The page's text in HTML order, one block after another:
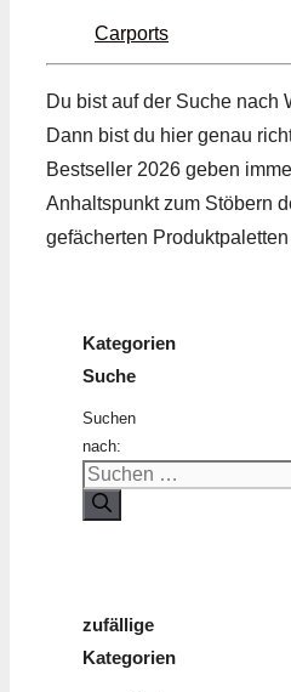
Carports
Du bist auf der Suche nach
Dann bist du hier genau
Bestseller 2026 geben
Anhaltspunkt zum Stöbern
gefächerten
Kategorien
Suche
Suchen
nach:
zufällige
Kategorien